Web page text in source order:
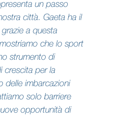
un passo
città. Gaeta ha il
a questa
che lo sport
strumento di
crescita per la
delle imbarcazioni
solo barriere
opportunità di